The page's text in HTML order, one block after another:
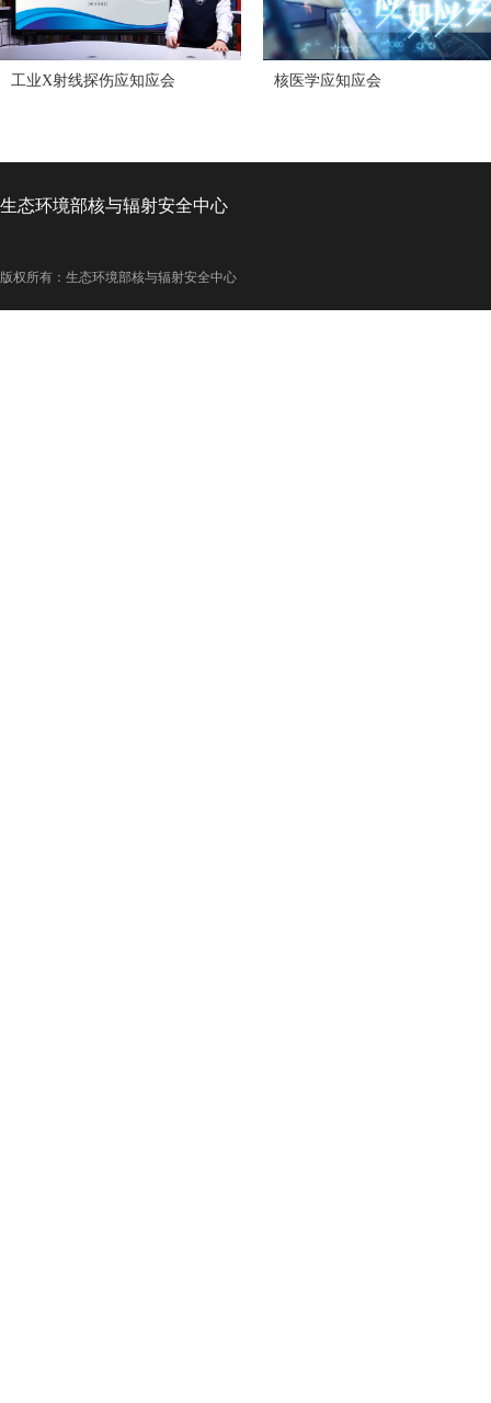
工业X射线探伤应知应会 核医学应知应会
生态环境部核与辐射安全中心
版权所有：生态环境部核与辐射安全中心